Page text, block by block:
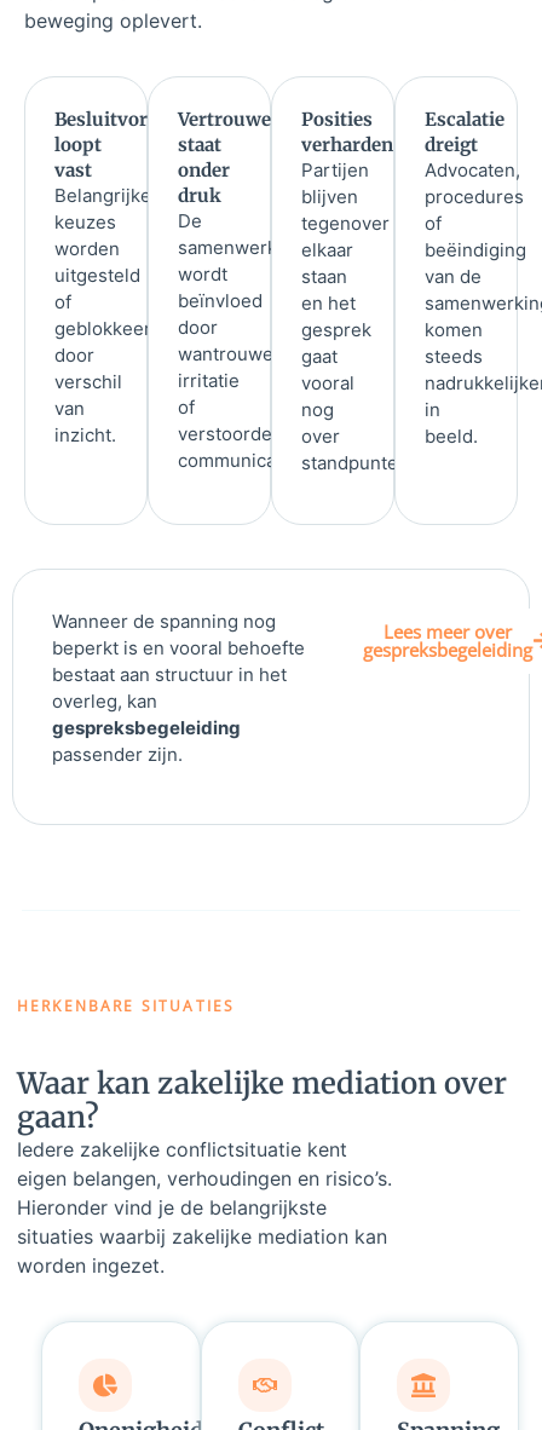
beweging oplevert.
Besluitvorming
loopt
vast
Belangrijke
keuzes
worden
uitgesteld
of
geblokkeerd
door
verschil
van
inzicht.
Vertrouwen
staat
onder
druk
De
samenwerking
wordt
beïnvloed
door
wantrouwen,
irritatie
of
verstoorde
communicatie.
Posities
verharden
Partijen
blijven
tegenover
elkaar
staan
en het
gesprek
gaat
vooral
nog
over
standpunten.
Escalatie
dreigt
Advocaten,
procedures
of
beëindiging
van de
komen
steeds
in
beeld.
Wanneer de spanning nog
beperkt is en vooral behoefte
bestaat aan structuur in het
overleg, kan
gespreksbegeleiding
passender zijn.
Lees meer over
gespreksbegeleiding
HERKENBARE SITUATIES
Waar kan zakelijke mediation over
gaan?
Iedere zakelijke conflictsituatie kent
eigen belangen, verhoudingen en risico’s.
Hieronder vind je de belangrijkste
situaties waarbij zakelijke mediation kan
worden ingezet.